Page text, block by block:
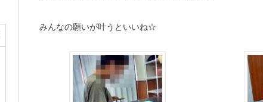
みんなの願いが叶うといいね☆